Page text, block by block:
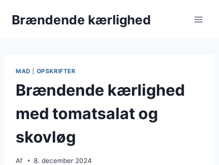
Brændende kærlighed
MAD OPSKRIFTER
Brændende kærlighed
med tomatsalat og
skovløg
Af 8. december 2024